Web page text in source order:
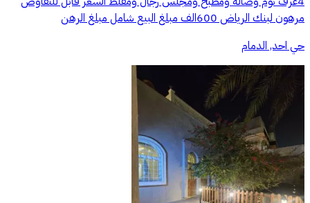
مرهون لبنك الرياض 600الف مبلغ البيع شامل مبلغ الرهن
حي احد, الدمام